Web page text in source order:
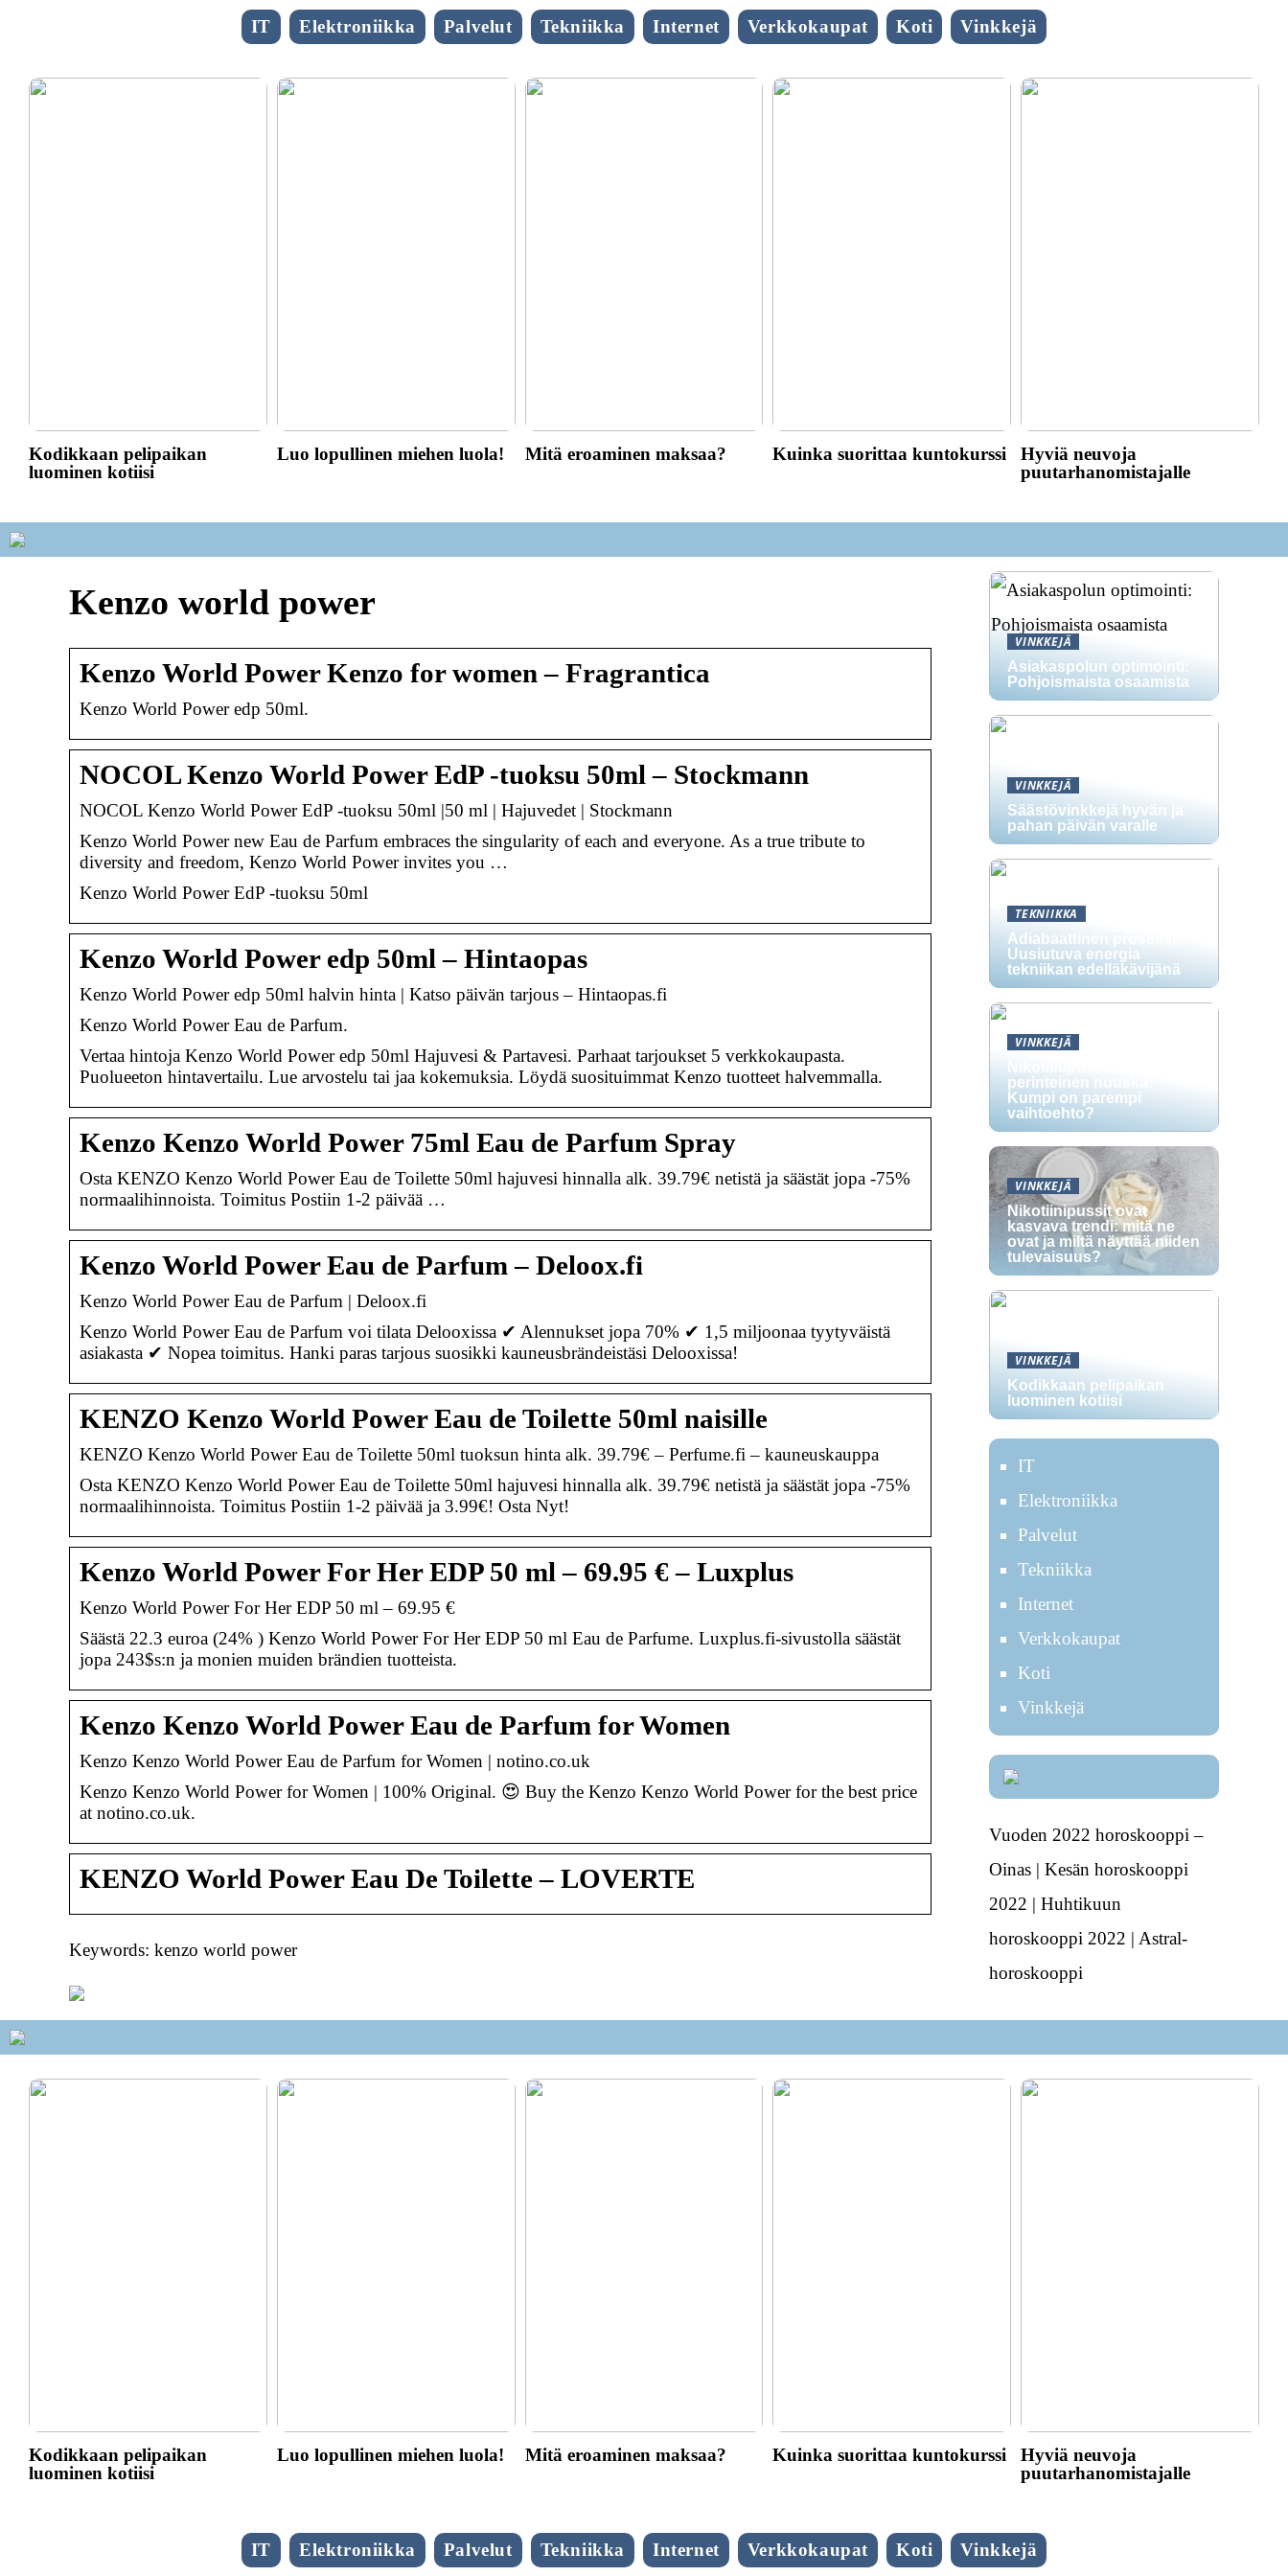
IT Elektroniikka Palvelut Tekniikka Internet Verkkokaupat Koti Vinkkejä
Kodikkaan pelipaikan
luominen kotiisi
Luo lopullinen miehen luola! Mitä eroaminen maksaa? Kuinka suorittaa kuntokurssi
Hyviä neuvoja
puutarhanomistajalle
Kenzo world power
Kenzo World Power Kenzo for women – Fragrantica
Kenzo World Power edp 50ml.
NOCOL Kenzo World Power EdP -tuoksu 50ml – Stockmann
NOCOL Kenzo World Power EdP -tuoksu 50ml |50 ml | Hajuvedet | Stockmann
Kenzo World Power new Eau de Parfum embraces the singularity of each and everyone. As a true tribute to
diversity and freedom, Kenzo World Power invites you …
Kenzo World Power EdP -tuoksu 50ml
Kenzo World Power edp 50ml – Hintaopas
Kenzo World Power edp 50ml halvin hinta | Katso päivän tarjous – Hintaopas.fi
Kenzo World Power Eau de Parfum.
Vertaa hintoja Kenzo World Power edp 50ml Hajuvesi & Partavesi. Parhaat tarjoukset 5 verkkokaupasta.
Puolueeton hintavertailu. Lue arvostelu tai jaa kokemuksia. Löydä suosituimmat Kenzo tuotteet halvemmalla.
Kenzo Kenzo World Power 75ml Eau de Parfum Spray
Osta KENZO Kenzo World Power Eau de Toilette 50ml hajuvesi hinnalla alk. 39.79€ netistä ja säästät jopa -75%
normaalihinnoista. Toimitus Postiin 1-2 päivää …
Kenzo World Power Eau de Parfum – Deloox.fi
Kenzo World Power Eau de Parfum | Deloox.fi
Kenzo World Power Eau de Parfum voi tilata Delooxissa ✔ Alennukset jopa 70% ✔ 1,5 miljoonaa tyytyväistä
asiakasta ✔ Nopea toimitus. Hanki paras tarjous suosikki kauneusbrändeistäsi Delooxissa!
KENZO Kenzo World Power Eau de Toilette 50ml naisille
KENZO Kenzo World Power Eau de Toilette 50ml tuoksun hinta alk. 39.79€ – Perfume.fi – kauneuskauppa
Osta KENZO Kenzo World Power Eau de Toilette 50ml hajuvesi hinnalla alk. 39.79€ netistä ja säästät jopa -75%
normaalihinnoista. Toimitus Postiin 1-2 päivää ja 3.99€! Osta Nyt!
Kenzo World Power For Her EDP 50 ml – 69.95 € – Luxplus
Kenzo World Power For Her EDP 50 ml – 69.95 €
Säästä 22.3 euroa (24% ) Kenzo World Power For Her EDP 50 ml Eau de Parfume. Luxplus.fi-sivustolla säästät
jopa 243$s:n ja monien muiden brändien tuotteista.
Kenzo Kenzo World Power Eau de Parfum for Women
Kenzo Kenzo World Power Eau de Parfum for Women | notino.co.uk
Kenzo Kenzo World Power for Women | 100% Original. 😍 Buy the Kenzo Kenzo World Power for the best price
at notino.co.uk.
KENZO World Power Eau De Toilette – LOVERTE
Keywords: kenzo world power
VINKKEJÄ
Asiakaspolun optimointi:
Pohjoismaista osaamista
VINKKEJÄ
Säästövinkkejä hyvän ja
pahan päivän varalle
TEKNIIKKA
Adiabaattinen prosessi:
Uusiutuva energia
tekniikan edelläkävijänä
VINKKEJÄ
Nikotiinipussit vs.
perinteinen nuuska:
Kumpi on parempi
vaihtoehto?
VINKKEJÄ
Nikotiinipussit ovat
kasvava trendi: mitä ne
ovat ja miltä näyttää niiden
tulevaisuus?
VINKKEJÄ
Kodikkaan pelipaikan
luominen kotiisi
IT
Elektroniikka
Palvelut
Tekniikka
Internet
Verkkokaupat
Koti
Vinkkejä
Vuoden 2022 horoskooppi –
Oinas | Kesän horoskooppi
2022 | Huhtikuun
horoskooppi 2022 | Astral-
horoskooppi
Kodikkaan pelipaikan
luominen kotiisi
Luo lopullinen miehen luola! Mitä eroaminen maksaa? Kuinka suorittaa kuntokurssi
Hyviä neuvoja
puutarhanomistajalle
IT Elektroniikka Palvelut Tekniikka Internet Verkkokaupat Koti Vinkkejä